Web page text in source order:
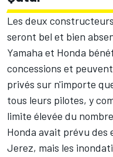
Les deux
seront bel et bien
Yamaha et Honda
concessions et
privés sur n'importe
tous leurs pilotes, y
limite élevée du
Honda avait prévu des
Jerez, mais les